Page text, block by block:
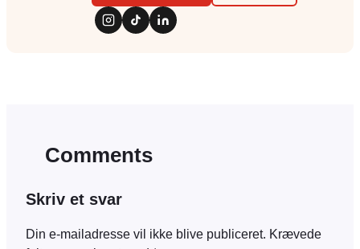
Comments
Skriv et svar
Din e-mailadresse vil ikke blive publiceret. Krævede